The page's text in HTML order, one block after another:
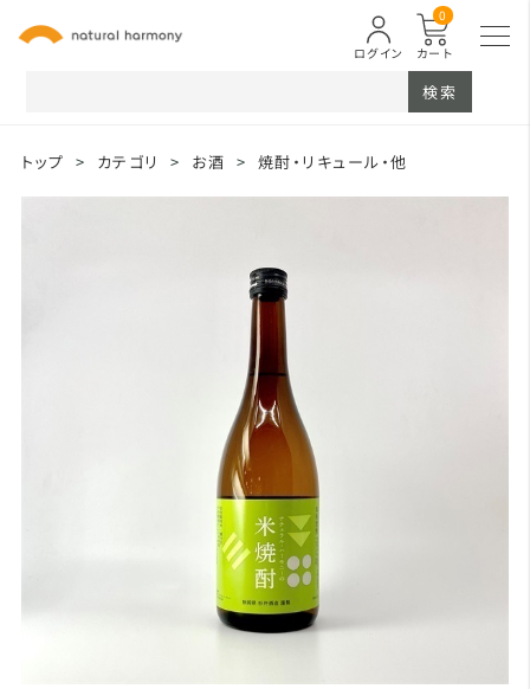
カート
0
ログイン
検索
トップ > カテゴリ > お酒 > 焼酎・リキュール・他